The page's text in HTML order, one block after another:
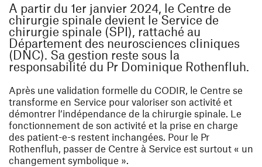
A partir du 1er janvier 2024, le Centre de
chirurgie spinale devient le Service de
chirurgie spinale (SPI), rattaché au
Département des neurosciences cliniques
(DNC). Sa gestion reste sous la
responsabilité du Pr Dominique Rothenfluh.
Après une validation formelle du CODIR, le Centre se
transforme en Service pour valoriser son activité et
démontrer l’indépendance de la chirurgie spinale. Le
fonctionnement de son activité et la prise en charge
des patient-e-s restent inchangées. Pour le Pr
Rothenfluh, passer de Centre à Service est surtout « un
changement symbolique ».